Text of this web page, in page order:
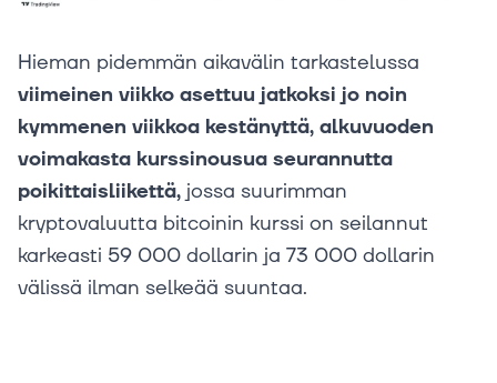
Hieman pidemmän aikavälin tarkastelussa
viimeinen viikko asettuu jatkoksi jo noin
kymmenen viikkoa kestänyttä, alkuvuoden
voimakasta kurssinousua seurannutta
poikittaisliikettä, jossa suurimman
kryptovaluutta bitcoinin kurssi on seilannut
karkeasti 59 000 dollarin ja 73 000 dollarin
välissä ilman selkeää suuntaa.